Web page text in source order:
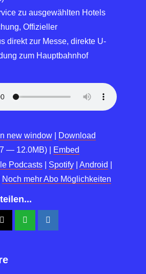
zu ausgewählten Hotels
Offizieller
direkt zur Messe, direkte U-
zum Hauptbahnhof
new window
Download
— 12.0MB) |
Embed
Podcasts Spotify Android
Noch mehr Abo Möglichkeiten